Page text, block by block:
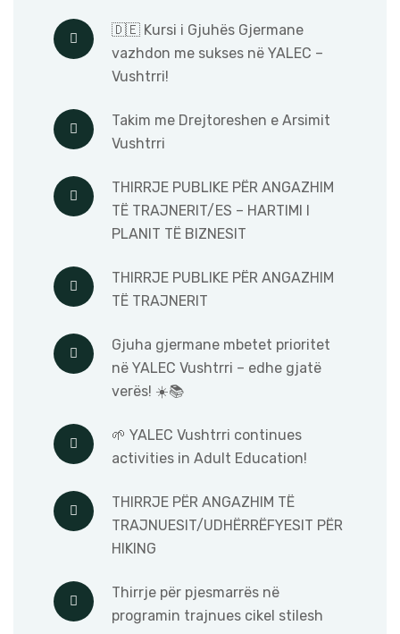
🇩🇪 Kursi i Gjuhës Gjermane
vazhdon me sukses në YALEC –
Vushtrri!
Takim me Drejtoreshen e Arsimit
Vushtrri
THIRRJE PUBLIKE PËR ANGAZHIM
TË TRAJNERIT/ES – HARTIMI I
PLANIT TË BIZNESIT
THIRRJE PUBLIKE PËR ANGAZHIM
TË TRAJNERIT
Gjuha gjermane mbetet prioritet
në YALEC Vushtrri – edhe gjatë
verës! ☀️📚
🌱 YALEC Vushtrri continues
activities in Adult Education!
THIRRJE PËR ANGAZHIM TË
TRAJNUESIT/UDHËRRËFYESIT PËR
HIKING
Thirrje për pjesmarrës në
programin trajnues cikel stilesh